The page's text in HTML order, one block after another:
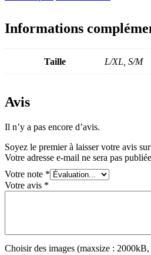
Informations
Taille L/XL, S/M
Avis
Il n’y a pas encore d’avis.
Soyez le premier à laisser votre avis
Votre adresse e-mail ne sera pas
Votre note *
Votre avis *
Choisir des images (maxsize :